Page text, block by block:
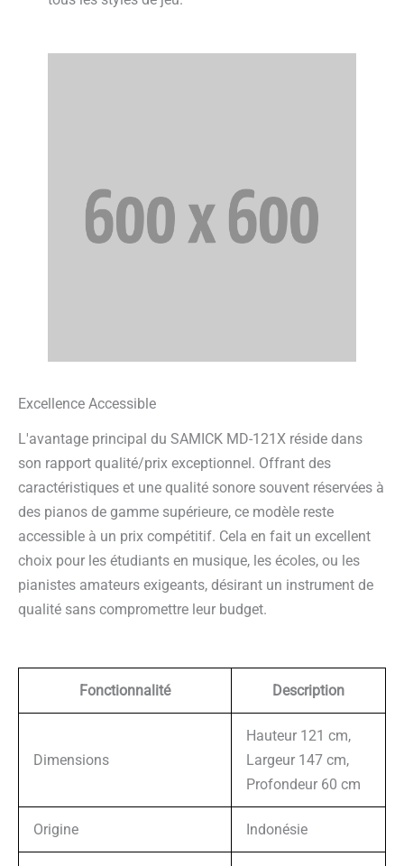
Excellence Accessible
L'avantage principal du SAMICK MD-121X réside dans
son rapport qualité/prix exceptionnel. Offrant des
caractéristiques et une qualité sonore souvent réservées à
des pianos de gamme supérieure, ce modèle reste
accessible à un prix compétitif. Cela en fait un excellent
choix pour les étudiants en musique, les écoles, ou les
pianistes amateurs exigeants, désirant un instrument de
qualité sans compromettre leur budget.
Fonctionnalité Description
Dimensions
Hauteur 121 cm,
Largeur 147 cm,
Profondeur 60 cm
Origine Indonésie